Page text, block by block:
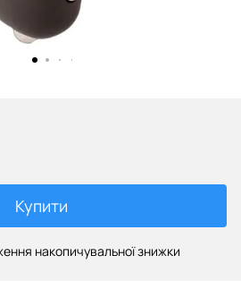
Купити
накопичувальної знижки